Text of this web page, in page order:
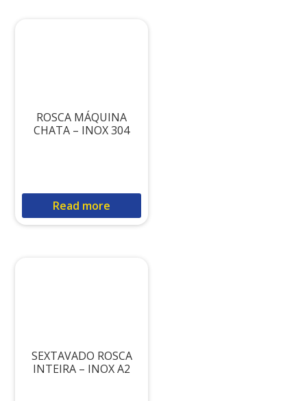
ROSCA MÁQUINA
CHATA – INOX 304
Read more
SEXTAVADO ROSCA
INTEIRA – INOX A2